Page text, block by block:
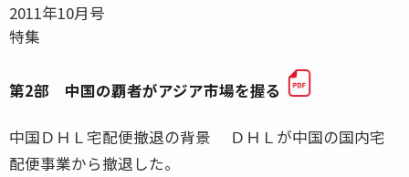
2011年10月号
特集
第2部 中国の覇者がアジア市場を握る
中国ＤＨＬ宅配便撤退の背景 ＤＨＬが中国の国内宅
配便事業から撤退した。